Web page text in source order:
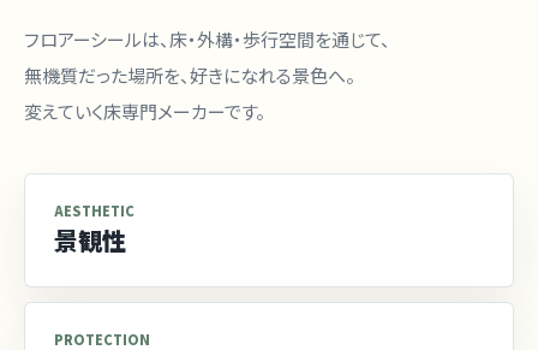
フロアーシールは、床・外構・歩行空間を通じて、
無機質だった場所を、好きになれる景色へ。
変えていく床専門メーカーです。
AESTHETIC
景観性
PROTECTION